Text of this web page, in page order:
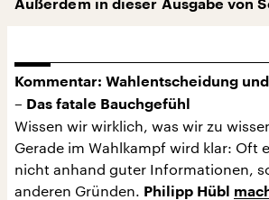
Außerdem in dieser Ausgabe von
Kommentar: Wahlentscheidung
– Das fatale Bauchgefühl
Wissen wir wirklich, was wir zu
Gerade im Wahlkampf wird klar: Oft
nicht anhand guter Informationen,
anderen Gründen. Philipp Hübl